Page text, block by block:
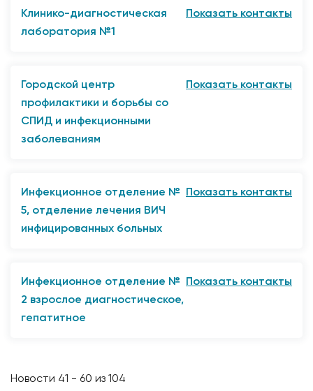
корпус 4
8(3846) 69-85-47
Клинико-диагностическая
лаборатория №1
Показать контакты
корпус 2
Круглосуточно
Городской центр
профилактики и борьбы со
СПИД и инфекционными
заболеваниям
Показать контакты
8(3846) 69-85-41
Сб-Вс. Выходной
Инфекционное отделение №
5, отделение лечения ВИЧ
инфицированных больных
Показать контакты
корпус №4''
Инфекционное отделение №
2 взрослое диагностическое,
гепатитное
Показать контакты
круглосуточно
Новости 41 - 60 из 104